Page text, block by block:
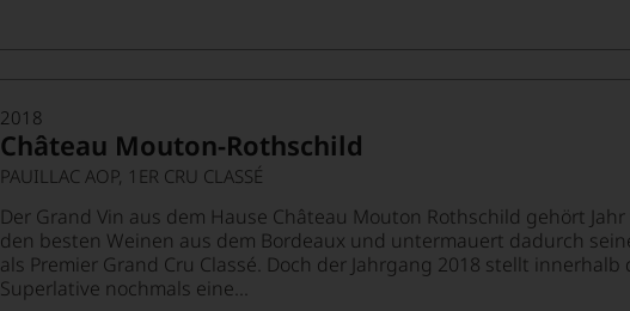
2018
Château Mouton-Rothschild
PAUILLAC AOP, 1ER CRU CLASSÉ
Der Grand Vin aus dem Hause Château Mouton Rothschild gehört Jahr
den besten Weinen aus dem Bordeaux und untermauert dadurch
als Premier Grand Cru Classé. Doch der Jahrgang 2018 stellt innerhalb
Superlative nochmals eine...